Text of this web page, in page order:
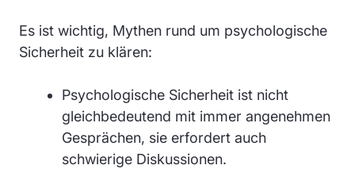
Es ist wichtig, Mythen rund um psychologische
Sicherheit zu klären:
Psychologische Sicherheit ist nicht
gleichbedeutend mit immer angenehmen
Gesprächen, sie erfordert auch
schwierige Diskussionen.